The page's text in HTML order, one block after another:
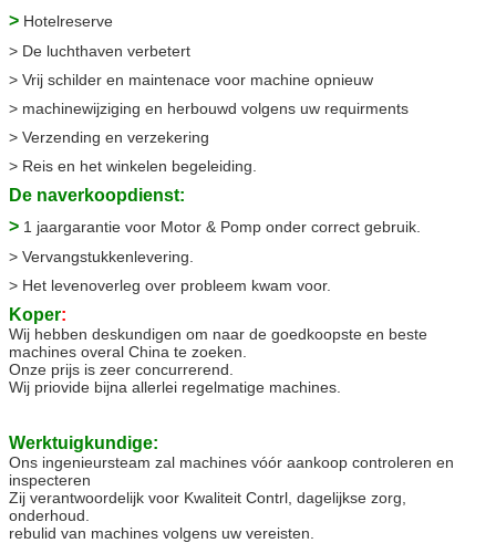
> Hotelreserve
> De luchthaven verbetert
> Vrij schilder en maintenace voor machine opnieuw
> machinewijziging en herbouwd volgens uw requirments
> Verzending en verzekering
> Reis en het winkelen begeleiding.
De naverkoopdienst:
> 1 jaargarantie voor Motor & Pomp onder correct gebruik.
> Vervangstukkenlevering.
> Het levenoverleg over probleem kwam voor.
Koper:
Wij hebben deskundigen om naar de goedkoopste en beste
machines overal China te zoeken.
Onze prijs is zeer concurrerend.
Wij priovide bijna allerlei regelmatige machines.
Werktuigkundige:
Ons ingenieursteam zal machines vóór aankoop controleren en
inspecteren
Zij verantwoordelijk voor Kwaliteit Contrl, dagelijkse zorg,
onderhoud.
rebulid van machines volgens uw vereisten.